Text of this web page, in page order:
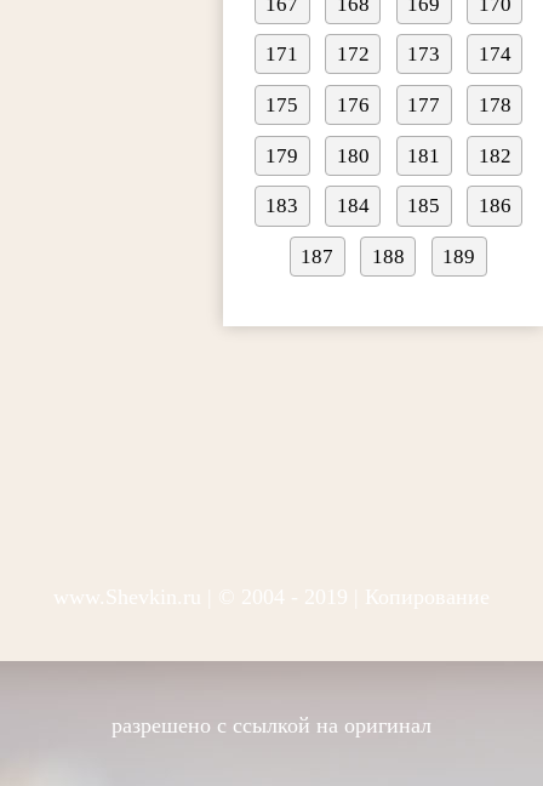
171 172 173 174
175 176 177 178
179 180 181 182
183 184 185 186
187 188 189
www.Shevkin.ru | © 2004 - 2019 | Копирование
разрешено с ссылкой на оригинал